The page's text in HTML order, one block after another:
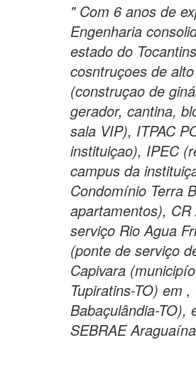
" Com 6 anos de
Engenharia
estado do
cosntruçoes de
(construçao de
gerador, cantina,
sala VIP), ITPAC
instituiçao), IPEC
campus da
Condomínio Terra
apartamentos),
serviço Rio Agua
(ponte de serviço
Capivara
Tupiratins-TO) em
Babaçulândia-TO),
SEBRAE